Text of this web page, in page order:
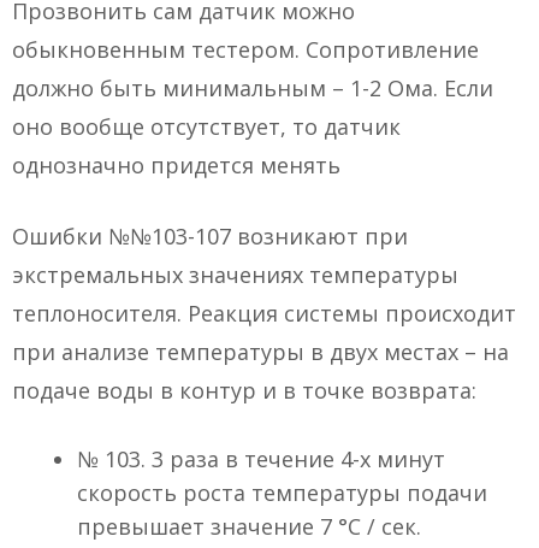
Прозвонить сам датчик можно
обыкновенным тестером. Сопротивление
должно быть минимальным – 1-2 Ома. Если
оно вообще отсутствует, то датчик
однозначно придется менять
Ошибки №№103-107 возникают при
экстремальных значениях температуры
теплоносителя. Реакция системы происходит
при анализе температуры в двух местах – на
подаче воды в контур и в точке возврата:
№ 103. 3 раза в течение 4-х минут
скорость роста температуры подачи
превышает значение 7 °C / сек.